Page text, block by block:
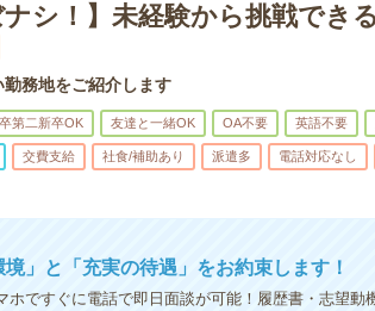
ナシ！】未経験から挑戦でき
務地をご紹介します
第二新卒OK 友達と一緒OK OA不要 英語不要
交費支給 社食/補助あり 派遣多 電話対応なし
」と「充実の待遇」をお約束します！
ホですぐに電話で即日面談が可能！履歴書・志望動